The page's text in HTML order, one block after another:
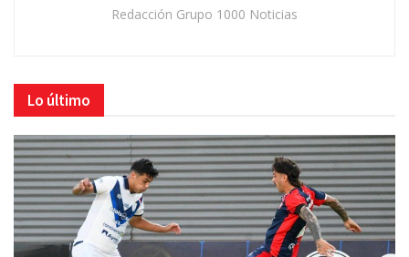
Redacción Grupo 1000 Noticias
Lo último